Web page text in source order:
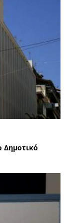
Δημοτικό